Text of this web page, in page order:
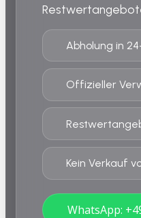
Abholung in
Offizieller
Kein Verkauf
WhatsApp: